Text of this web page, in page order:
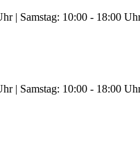
| Samstag: 10:00 - 18:00
| Samstag: 10:00 - 18:00